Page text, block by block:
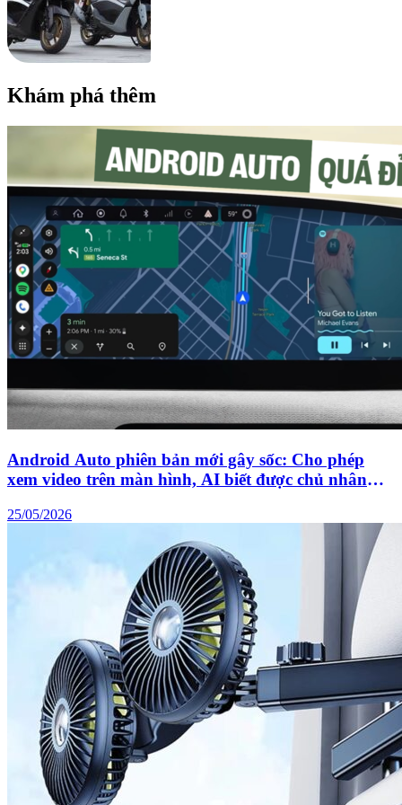
Khám phá thêm
Android Auto phiên bản mới gây sốc: Cho phép
xem video trên màn hình, AI biết được chủ nhân
25/05/2026